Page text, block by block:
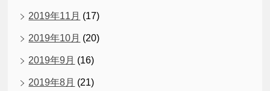
2019年11月 (17)
2019年10月 (20)
2019年9月 (16)
2019年8月 (21)